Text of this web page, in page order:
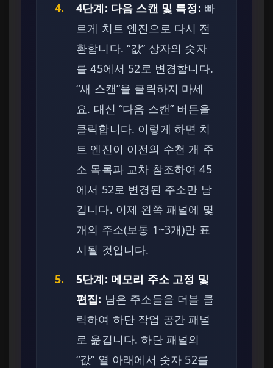
4.
4단계: 다음 스캔 및 특정: 빠
르게 치트 엔진으로 다시 전
환합니다. “값” 상자의 숫자
를 45에서 52로 변경합니다.
“새 스캔”을 클릭하지 마세
요. 대신 “다음 스캔” 버튼을
클릭합니다. 이렇게 하면 치
트 엔진이 이전의 수천 개 주
소 목록과 교차 참조하여 45
에서 52로 변경된 주소만 남
깁니다. 이제 왼쪽 패널에 몇
개의 주소(보통 1~3개)만 표
시될 것입니다.
5.
5단계: 메모리 주소 고정 및
편집: 남은 주소들을 더블 클
릭하여 하단 작업 공간 패널
로 옮깁니다. 하단 패널의
“값” 열 아래에서 숫자 52를